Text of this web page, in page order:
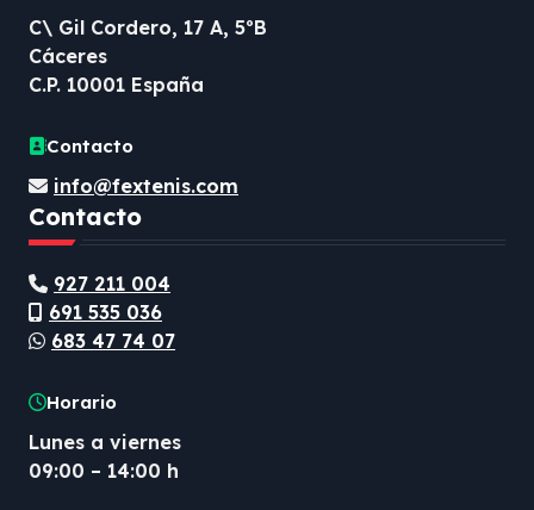
r
a
s
C\ Gil Cordero, 17 A, 5ºB
Cáceres
C.P. 10001 España
Contacto
info@fextenis.com
Contacto
927 211 004
691 535 036
683 47 74 07
Horario
Lunes a viernes
09:00 – 14:00 h